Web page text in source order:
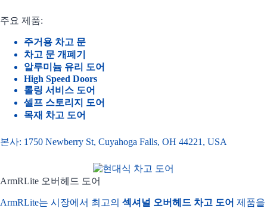
주요 제품:
주거용 차고 문
차고 문 개폐기
알루미늄 유리 도어
High Speed Doors
롤링 서비스 도어
셀프 스토리지 도어
목재 차고 도어
본사: 1750 Newberry St, Cuyahoga Falls, OH 44221, USA
ArmRLite 오버헤드 도어
ArmRLite는 시장에서 최고의 섹셔널 오버헤드 차고 도어 제품을